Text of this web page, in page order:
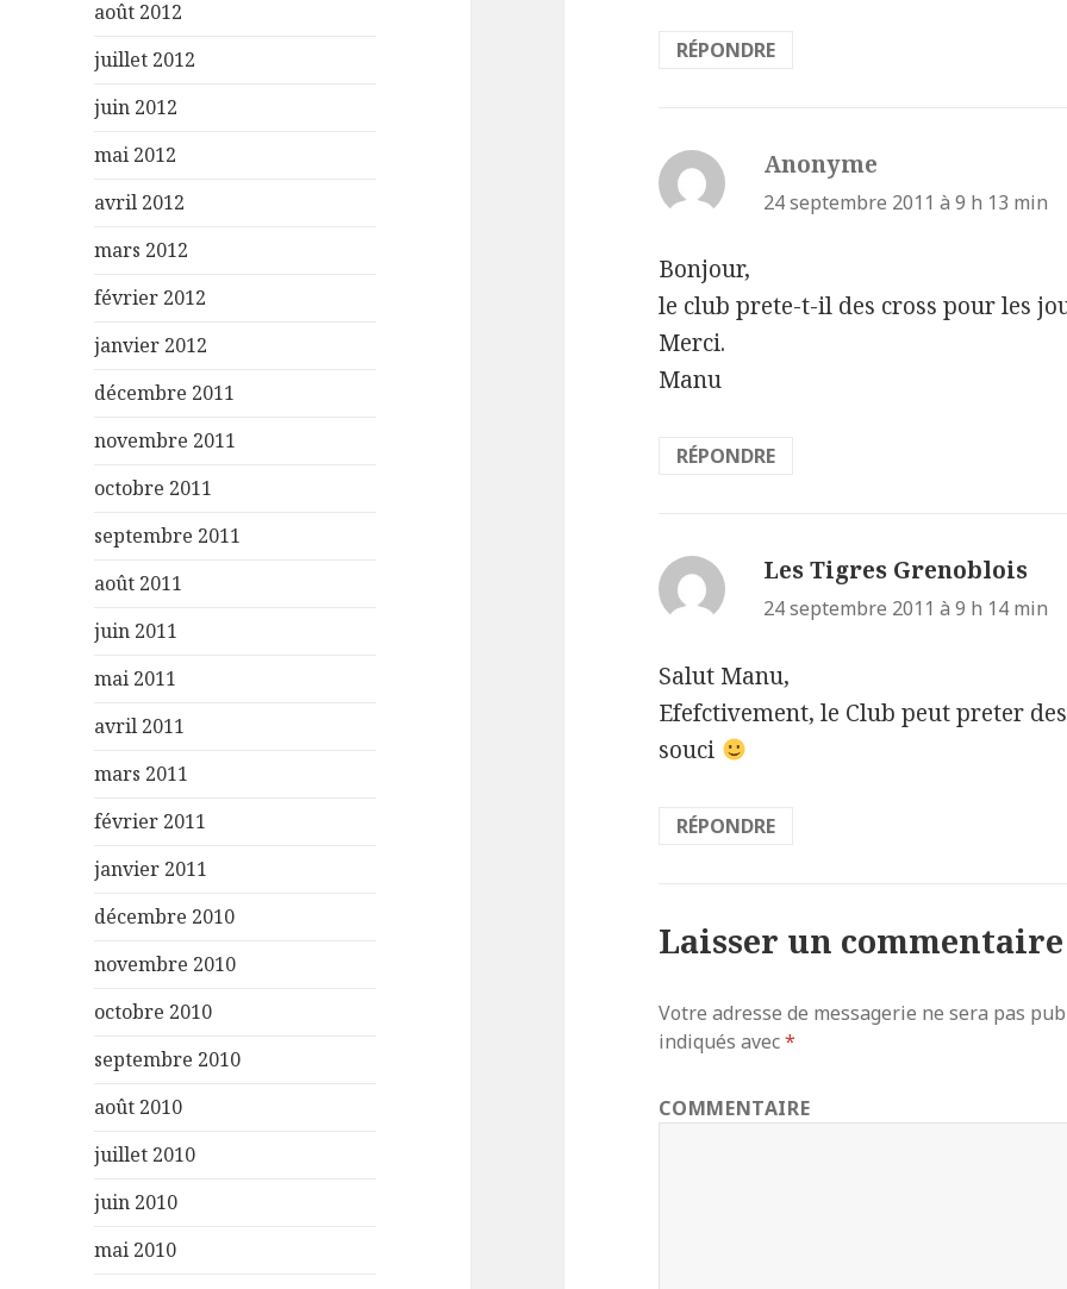
août 2012
juillet 2012
juin 2012
mai 2012
avril 2012
mars 2012
février 2012
janvier 2012
décembre 2011
novembre 2011
octobre 2011
septembre 2011
août 2011
juin 2011
mai 2011
avril 2011
mars 2011
février 2011
janvier 2011
décembre 2010
novembre 2010
octobre 2010
septembre 2010
août 2010
juillet 2010
juin 2010
mai 2010
RÉPONDRE
Anonyme
24 septembre 2011 à 9 h 13 min
Bonjour,
le club prete-t-il des cross pour les
Merci.
Manu
RÉPONDRE
Les Tigres Grenoblois
24 septembre 2011 à 9 h 14 min
Salut Manu,
Efefctivement, le Club peut preter
souci
RÉPONDRE
Laisser un commentaire
Votre adresse de messagerie ne sera pas
indiqués avec*
COMMENTAIRE